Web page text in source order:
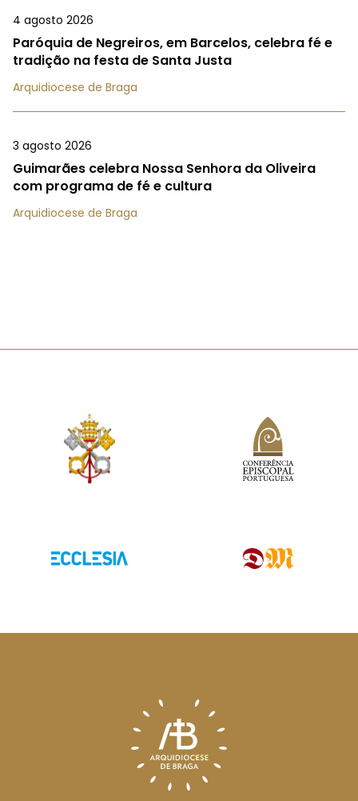
4 agosto 2026
Paróquia de Negreiros, em Barcelos, celebra fé e
tradição na festa de Santa Justa
Arquidiocese de Braga
3 agosto 2026
Guimarães celebra Nossa Senhora da Oliveira
com programa de fé e cultura
Arquidiocese de Braga